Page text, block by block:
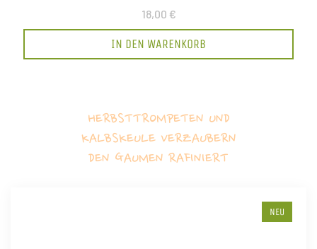
18,00 €
IN DEN WARENKORB
HERBSTTROMPETEN UND
KALBSKEULE VERZAUBERN
DEN GAUMEN RAFINIERT
NEU